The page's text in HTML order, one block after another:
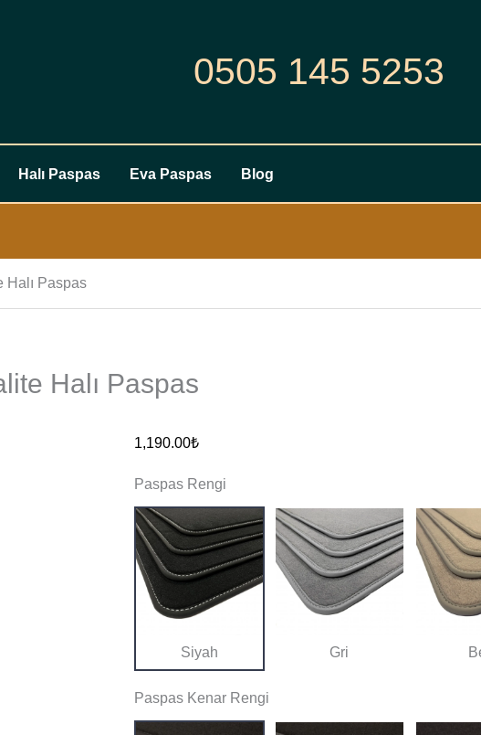
0505 145 5253
Halı Paspas Eva Paspas Blog
Halı Paspas
Halı Paspas
1,190.00₺
Paspas Rengi
Siyah Gri
Paspas Kenar Rengi
Chery
Temel
Kalite
Halı
Paspas
adet